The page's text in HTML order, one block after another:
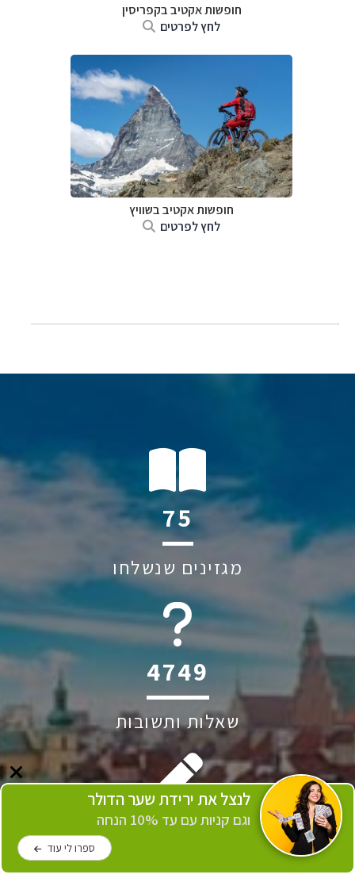
חופשות אקטיב בקפריסין
לחץ לפרטים
חופשות אקטיב בשוויץ
לחץ לפרטים
140
מגזינים שנשלחו
6045
שאלות ותשובות
244
כותבים באתר
לנצל את ירידת שער הדולר
וגם קניות עם עד 10% הנחה
ספרו לי עוד